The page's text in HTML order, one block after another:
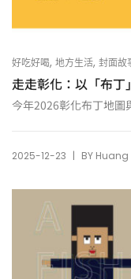
好吃好喝, 地方生活, 封面故
走走彰化：以「布丁
今年2026彰化布丁地圖
2025-12-23 | BY Huang